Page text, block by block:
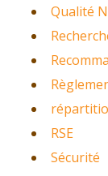
Qualité
RSE
Sécurité